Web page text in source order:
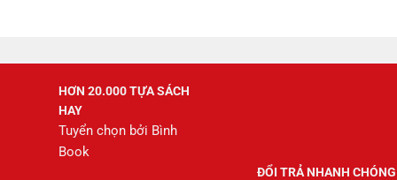
HƠN 20.000 TỰA SÁCH
HAY
Tuyển chọn bởi Bình
Book
ĐỔI TRẢ NHANH CHÓNG